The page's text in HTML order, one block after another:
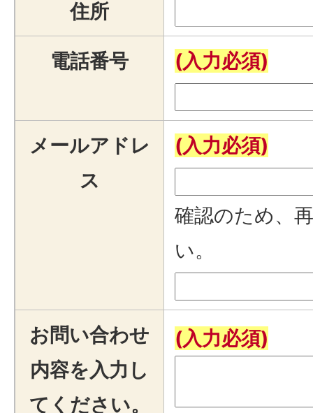
住所
電話番号 (入力必須)
メールアドレ
ス
(入力必須)
確認のため、
い。
お問い合わせ
内容を入力し
てください。
(入力必須)